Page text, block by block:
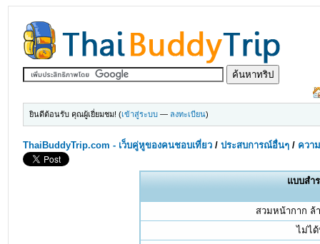
ยินดีต้อนรับ คุณผู้เยี่ยมชม! (เข้าสู่ระบบ — ลงทะเบียน)
ThaiBuddyTrip.com - เว็บคู่หูของคนชอบเที่ยว /ประสบการณ์อื่นๆ / ควา
แบบสำ
สวมหน้ากาก ล้
ไม่ไ